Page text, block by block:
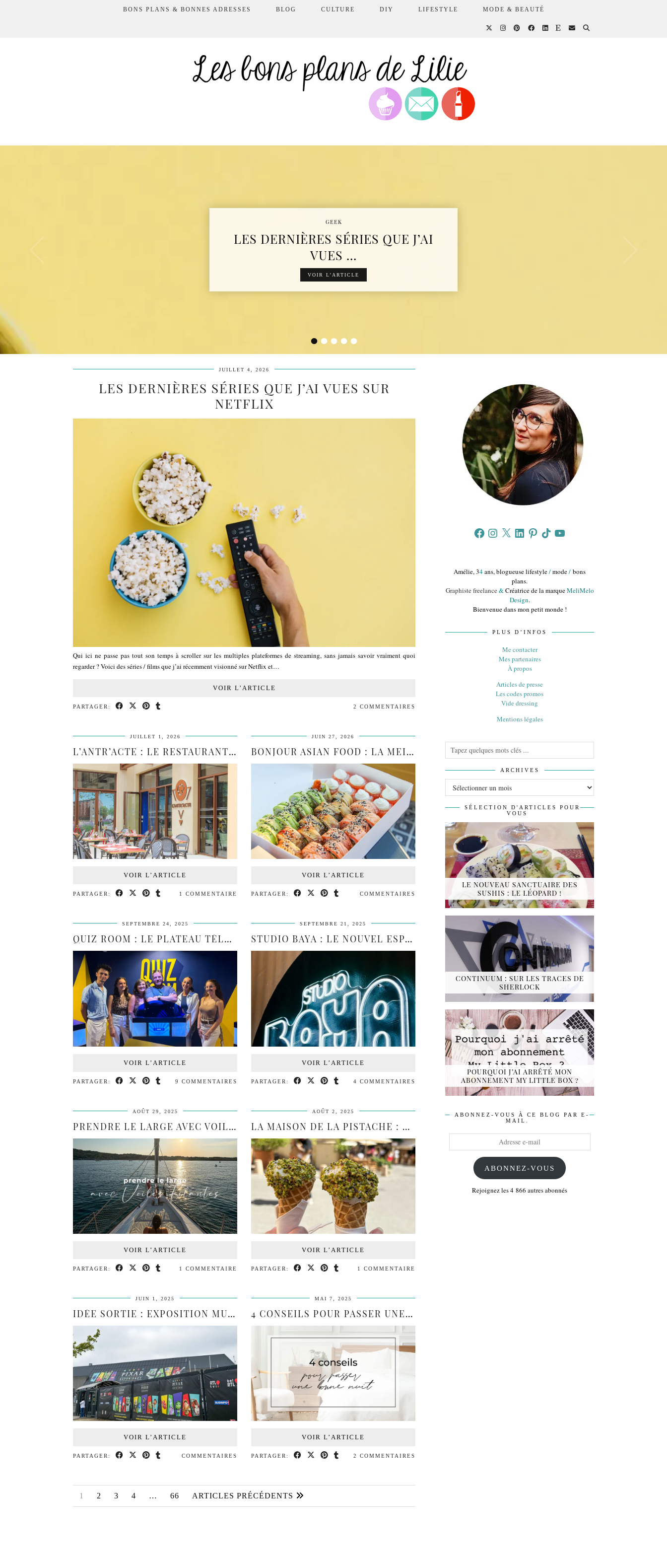
BONS PLANS & BONNES ADRESSES BLOG CULTURE DIY LIFESTYLE MODE & BEAUTÉ
•••••
GEEK
LES DERNIÈRES SÉRIES QUE J’AI
VUES …
VOIR L’ARTICLE
JUILLET 4, 2026
LES DERNIÈRES SÉRIES QUE J’AI VUES SUR
NETFLIX
Qui ici ne passe pas tout son temps à scroller sur les multiples plateformes de streaming, sans jamais savoir vraiment quoi
regarder ? Voici des séries / films que j’ai récemment visionné sur Netflix et…
VOIR L’ARTICLE
PARTAGER: 2 COMMENTAIRES
JUILLET 1, 2026
L’ANTR’ACTE : LE RESTAURANT QUI …
VOIR L’ARTICLE
PARTAGER: 1 COMMENTAIRE
JUIN 27, 2026
BONJOUR ASIAN FOOD : LA MEILLEURE ADRESSE POUR MANGER …
VOIR L’ARTICLE
PARTAGER: COMMENTAIRES
SEPTEMBRE 24, 2025
QUIZ ROOM : LE PLATEAU TÉLÉVISÉ GRANDEUR …
VOIR L’ARTICLE
PARTAGER: 9 COMMENTAIRES
SEPTEMBRE 21, 2025
STUDIO BAYA : LE NOUVEL ESPACE BIEN-ÊTRE À DÉ…
VOIR L’ARTICLE
PARTAGER: 4 COMMENTAIRES
AOÛT 29, 2025
PRENDRE LE LARGE AVEC VOILES FILANTES
VOIR L’ARTICLE
PARTAGER: 1 COMMENTAIRE
AOÛT 2, 2025
LA MAISON DE LA PISTACHE : LE PARADIS POUR …
VOIR L’ARTICLE
PARTAGER: 1 COMMENTAIRE
JUIN 1, 2025
IDÉE SORTIE : EXPOSITION MUNDO PIXAR EXPÉRIENCES À …
VOIR L’ARTICLE
PARTAGER: COMMENTAIRES
MAI 7, 2025
4 CONSEILS POUR PASSER UNE BONNE NUIT
VOIR L’ARTICLE
PARTAGER: 2 COMMENTAIRES
1 2 3 4 … 66 ARTICLES PRÉCÉDENTS
FacebookInstagram
X LinkedInPinterestTikTokYouTube
Amélie, 34ans, blogueuse lifestyle/mode/ bons
plans.
Graphiste freelance&Créatrice de la marqueMeliMelo
Design.
Bienvenue dans mon petit monde !
PLUS D’INFOS
Me contacter
Mes partenaires
À propos
Articles de presse
Les codes promos
Vide dressing
Mentions légales
ARCHIVES
SÉLECTION D'ARTICLES POUR
VOUS
LE NOUVEAU SANCTUAIRE DES
SUSHIS : LE LÉOPARD !
CONTINUUM : SUR LES TRACES DE
SHERLOCK
POURQUOI J’AI ARRÊTÉ MON
ABONNEMENT MY LITTLE BOX ?
ABONNEZ-VOUS À CE BLOG PAR E-
MAIL.
ABONNEZ-VOUS
Rejoignez les 4 866 autres abonnés